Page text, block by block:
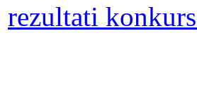
rezultati